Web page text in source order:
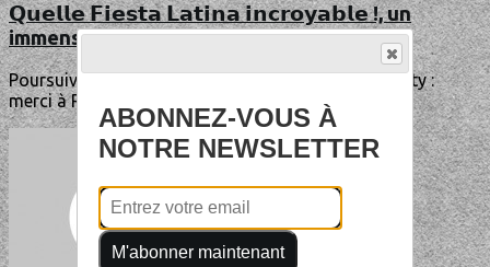
𝗤𝘂𝗲𝗹𝗹𝗲 𝗙𝗶𝗲𝘀𝘁𝗮 𝗟𝗮𝘁𝗶𝗻𝗮 𝗶𝗻𝗰𝗿𝗼𝘆𝗮𝗯𝗹𝗲 !, un
immense merci à tous nos artistes
Poursuivez ici selon votre inspiration...✨ Before Party :
merci à RICHARD (initiation bachata),...
ABONNEZ-VOUS À
NOTRE NEWSLETTER
M'abonner maintenant